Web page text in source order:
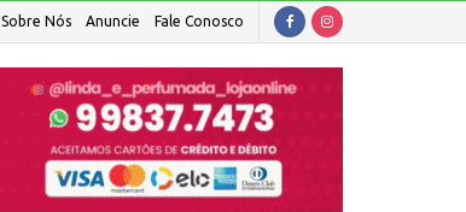
Sobre Nós Anuncie Fale Conosco